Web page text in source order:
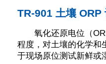
TR-901 土壤 ORP
氧化还原电位（
程度，对土壤的化学和
于现场原位测试新鲜或